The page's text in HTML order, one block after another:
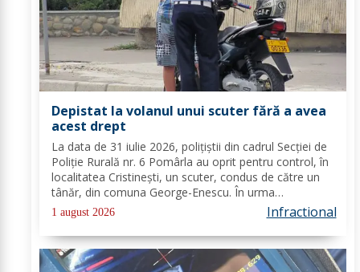
Depistat la volanul unui scuter fără a avea
acest drept
La data de 31 iulie 2026, polițiștii din cadrul Secției de
Poliție Rurală nr. 6 Pomârla au oprit pentru control, în
localitatea Cristinești, un scuter, condus de către un
tânăr, din comuna George-Enescu. În urma
verificărilor efectuate de către polițiști, s-a constatat
faptul că tânărul nu deține...
1 august 2026 Infractional